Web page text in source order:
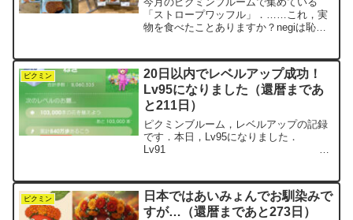
「ストロープワッフル」．……これ，実
物を食べたことありますか？negiは恥ず
「これは，リアルで食べてみるべきだ」
「月餅」の時と同様，還暦...
ピクミン
20日以内でレベルアップ成功！
Lv95になりました（還暦まであ
と211日）
ピクミンブルーム，レベルアップの記録
です．本日，Lv95になりました．
Lv91
Lv92 累計
710万歩 202...
ピクミン
日本ではあいみょんでお馴染みで
すが…（還暦まであと273日）